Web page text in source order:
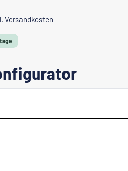
Versandkosten